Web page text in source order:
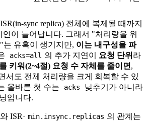
sync replica) 전체에 복제될 때까지
이 늘어납니다. 그래서 "처리량을 위
는 유혹이 생기지만, 이는 내구성을 파
acks=all 의 추가 지연이 요청 단위 라
키워(2~4절) 요청 수 자체를 줄이면 ,
서도 전체 처리량을 크게 회복할 수 있
올바른 첫 수는
acks
낮추기가 아니라
입니다.
ISR· min.insync.replicas 의 관계는